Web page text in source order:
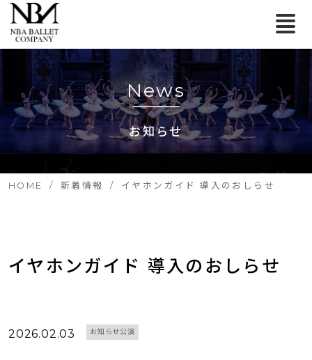
News
お知らせ
HOME 新着情報 イヤホンガイド 導入のおしらせ
イヤホンガイド 導入のおしらせ
2026.02.03 お知らせ公演